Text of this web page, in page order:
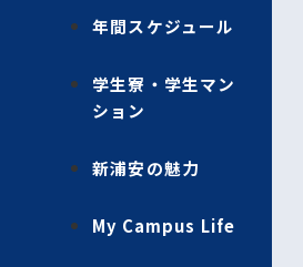
年間スケジュール
学生寮・学生マン
ション
新浦安の魅力
My Campus Life